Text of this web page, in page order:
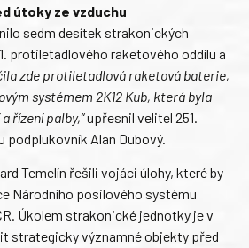
útoky ze vzduchu
sedm desítek strakonických
protiletadlového raketového oddílu a
zde protiletadlová raketová baterie,
systémem 2K12 Kub, která byla
řízení palby,“upřesnil velitel 251.
Alan Dubový.
Temelín řešili vojáci úlohy, které by
Národního posilového systému
Úkolem strakonické jednotky je v
strategicky významné objekty před